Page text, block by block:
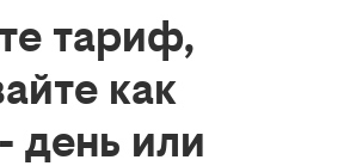
тариф,
как
день или